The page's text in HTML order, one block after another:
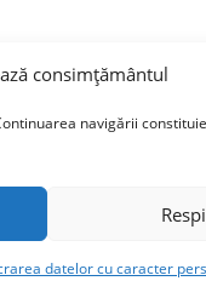
consimțământul
navigării
datelor cu caracter
Prelucrarea